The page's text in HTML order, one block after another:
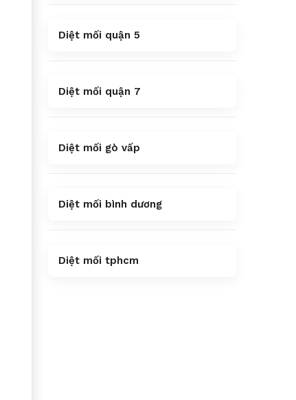
Diệt mối quận 5
Diệt mối quận 7
Diệt mối gò vấp
Diệt mối bình dương
Diệt mối tphcm